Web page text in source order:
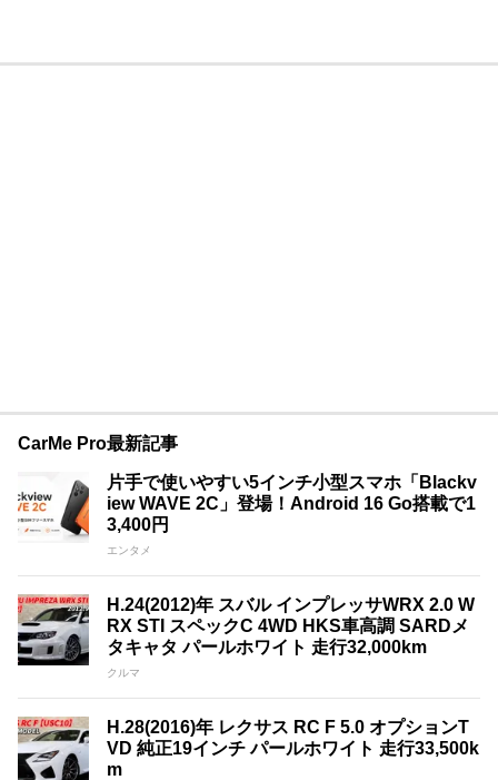
CarMe Pro最新記事
片手で使いやすい5インチ小型スマホ「Blackv
iew WAVE 2C」登場！Android 16 Go搭載で1
3,400円
エンタメ
H.24(2012)年 スバル インプレッサWRX 2.0 W
RX STI スペックC 4WD HKS車高調 SARDメ
タキャタ パールホワイト 走行32,000km
クルマ
H.28(2016)年 レクサス RC F 5.0 オプションT
VD 純正19インチ パールホワイト 走行33,500k
m